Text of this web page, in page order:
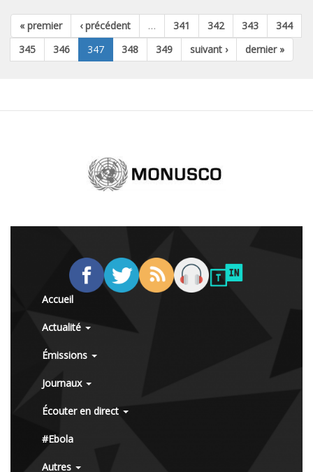
« premier ‹ précédent … 341 342 343
344
345
346 347 348 349 suivant › dernier »
Accueil
Actualité
Émissions
Journaux
Écouter en direct
#Ebola
Autres